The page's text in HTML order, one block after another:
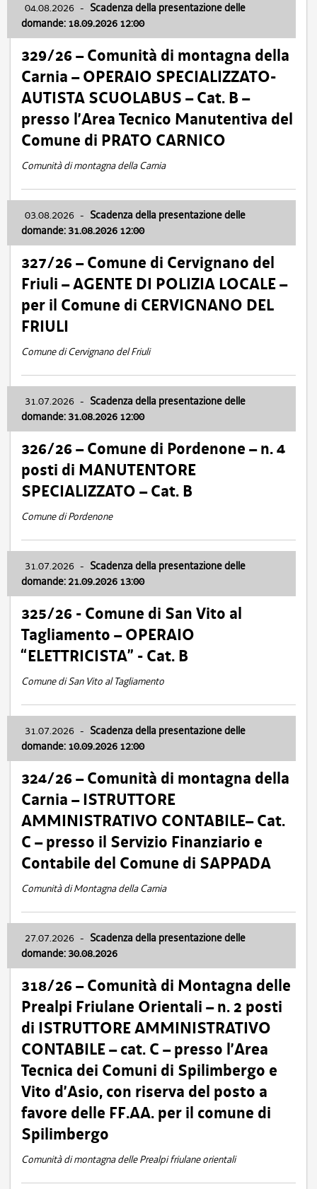
04.08.2026 - Scadenza della presentazione delle
domande: 18.09.2026 12:00
329/26 – Comunità di montagna della
Carnia – OPERAIO SPECIALIZZATO-
AUTISTA SCUOLABUS – Cat. B –
presso l’Area Tecnico Manutentiva del
Comune di PRATO CARNICO
Comunità di montagna della Carnia
03.08.2026 - Scadenza della presentazione delle
domande: 31.08.2026 12:00
327/26 – Comune di Cervignano del
Friuli – AGENTE DI POLIZIA LOCALE –
per il Comune di CERVIGNANO DEL
FRIULI
Comune di Cervignano del Friuli
31.07.2026 - Scadenza della presentazione delle
domande: 31.08.2026 12:00
326/26 – Comune di Pordenone – n. 4
posti di MANUTENTORE
SPECIALIZZATO – Cat. B
Comune di Pordenone
31.07.2026 - Scadenza della presentazione delle
domande: 21.09.2026 13:00
325/26 - Comune di San Vito al
Tagliamento – OPERAIO
“ELETTRICISTA” - Cat. B
Comune di San Vito al Tagliamento
31.07.2026 - Scadenza della presentazione delle
domande: 10.09.2026 12:00
324/26 – Comunità di montagna della
Carnia – ISTRUTTORE
AMMINISTRATIVO CONTABILE– Cat.
C – presso il Servizio Finanziario e
Contabile del Comune di SAPPADA
Comunità di Montagna della Carnia
27.07.2026 - Scadenza della presentazione delle
domande: 30.08.2026
318/26 – Comunità di Montagna delle
Prealpi Friulane Orientali – n. 2 posti
di ISTRUTTORE AMMINISTRATIVO
CONTABILE – cat. C – presso l’Area
Tecnica dei Comuni di Spilimbergo e
Vito d’Asio, con riserva del posto a
favore delle FF.AA. per il comune di
Spilimbergo
Comunità di montagna delle Prealpi friulane orientali